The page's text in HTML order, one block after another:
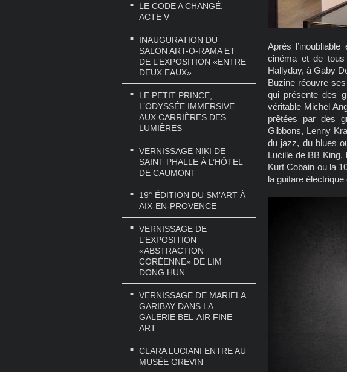
LE CODE A CHANGÉ.
ACTE V
INAUGURATION DU
SALON ART-O-RAMA ET
DE L’EXPOSITION «ENTRE
DEUX EAUX»
LE PETIT PRINCE,
L’ODYSSÉE IMMERSIVE
AUX CARRIÈRES DES
LUMIÈRES
VERNISSAGE NIKI DE
SAINT PHALLE À L’HÔTEL
DE CAUMONT
19° ÉDITION DU SM’ART À
AIX-EN-PROVENCE
VERNISSAGE DE
L’EXPOSITION
«ABSTRACTION
CORÉENNE» DE LIM
DONG HUN
VERNISSAGE DE MARIELA
GARIBAY DANS LA
GALERIE BEL-AIR FINE
ART
CLARA LUCIANI ENTRE AU
MUSÉE GREVIN
Après
cinéma et de
Hallyday, à Gaby
Buzine réouvre
qui présente des
véritable Michel
prêtées par des
Gibbons, Lenny
du jazz, du blues
Lucille de BB
Kurt Cobain ou la
la guitare